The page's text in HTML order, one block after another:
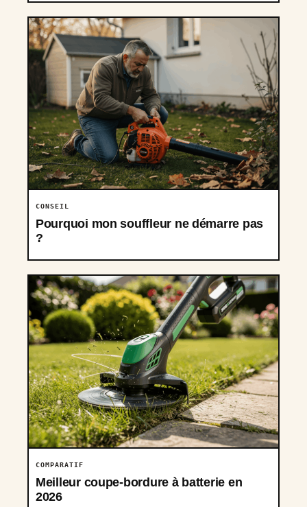
CONSEIL
Pourquoi mon souffleur ne démarre pas
?
COMPARATIF
Meilleur coupe-bordure à batterie en
2026